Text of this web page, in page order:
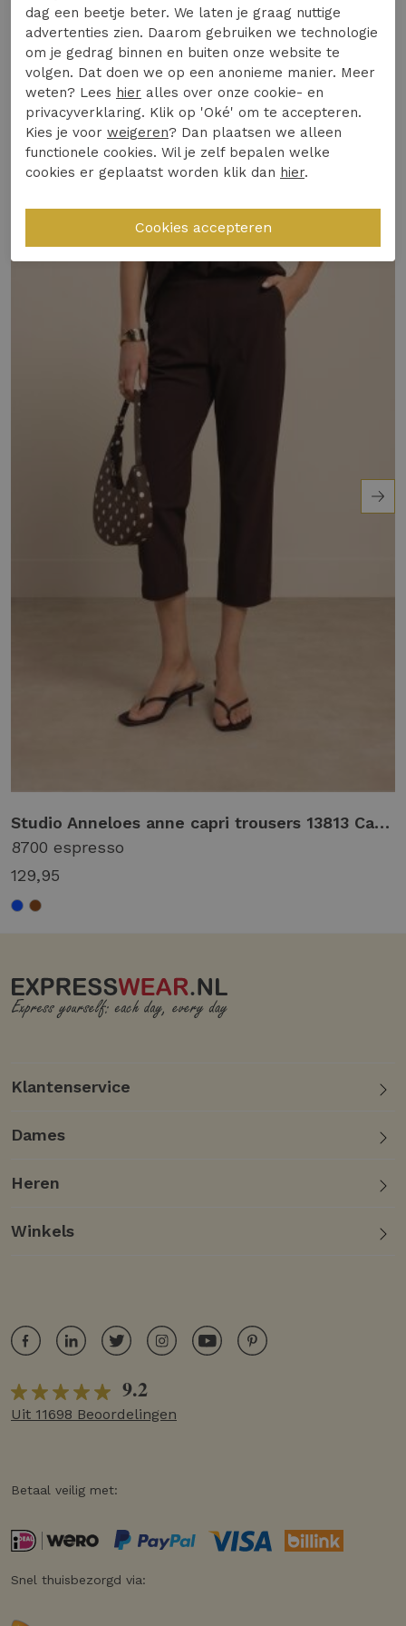
Gemaakt van hoogwaardige materialen voor
ultiem draagcomfort
Trendy zebra-print in een subtiele zandkleur
Perfect voor de Nederlandse zomermaanden
Gemaakt van Medium Travelstof (75%
Polyamide, 25% Elastaan)
Binnenbeenlengte: 13 cm
Maak jouw zomeroutfit compleet en verwen
jezelf vandaag nog met deze must-have shorts!
Specificaties
Winkelvoorraad
Gerelateerde producten
Studio Anneloes anne capri trousers 13813 Capri 8700 espresso
8700 espresso
129,95
Klantenservice
Dames
Heren
Winkels
9.2
Uit 11698 Beoordelingen
Betaal veilig met:
Snel thuisbezorgd via:
dag een beetje beter. We laten je graag nuttige
advertenties zien. Daarom gebruiken we technologie
om je gedrag binnen en buiten onze website te
volgen. Dat doen we op een anonieme manier. Meer
weten? Lees hier alles over onze cookie- en
privacyverklaring. Klik op 'Oké' om te accepteren.
Kies je voor weigeren? Dan plaatsen we alleen
functionele cookies. Wil je zelf bepalen welke
cookies er geplaatst worden klik dan hier.